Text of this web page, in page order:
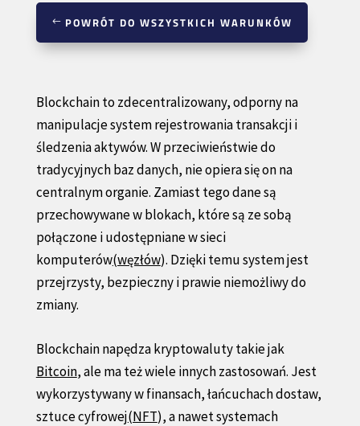
POWRÓT DO WSZYSTKICH WARUNKÓW
Blockchain to zdecentralizowany, odporny na
manipulacje system rejestrowania transakcji i
śledzenia aktywów. W przeciwieństwie do
tradycyjnych baz danych, nie opiera się on na
centralnym organie. Zamiast tego dane są
przechowywane w blokach, które są ze sobą
połączone i udostępniane w sieci
komputerów(węzłów). Dzięki temu system jest
przejrzysty, bezpieczny i prawie niemożliwy do
zmiany.
Blockchain napędza kryptowaluty takie jak
Bitcoin, ale ma też wiele innych zastosowań. Jest
wykorzystywany w finansach, łańcuchach dostaw,
sztuce cyfrowej(NFT), a nawet systemach